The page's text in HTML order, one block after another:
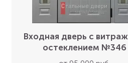
Входная дверь с
остеклением №346